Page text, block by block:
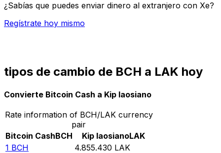
¿Sabías que puedes enviar dinero al extranjero con Xe?
Regístrate hoy mismo
tipos de cambio de BCH a LAK hoy
Convierte Bitcoin Cash a Kip laosiano
Rate information of BCH/LAK currency
pair
Bitcoin CashBCH Kip laosianoLAK
1 BCH 4.855.430 LAK